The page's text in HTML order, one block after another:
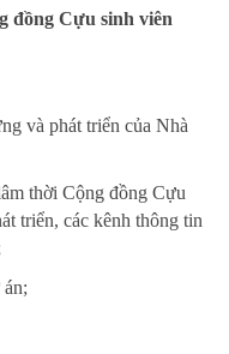
đồng Cựu sinh viên
và phát triển của Nhà
thời Cộng đồng Cựu
triển, các kênh thông tin